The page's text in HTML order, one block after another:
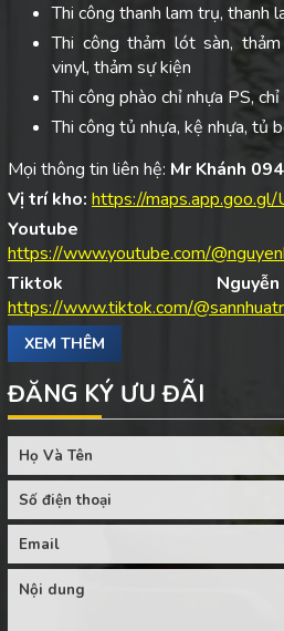
Thi công thanh lam trụ, thanh
Thi công thảm lót sàn,
vinyl, thảm sự kiện
Thi công phào chỉ nhựa PS,
Thi công tủ nhựa, kệ nhựa, tủ
Mọi thông tin liên hệ: Mr Khánh
Vị trí kho: https://
Youtube
https://www.youtube.com/
Tiktok
https://www.tiktok.com/
XEM THÊM
ĐĂNG KÝ ƯU ĐÃI